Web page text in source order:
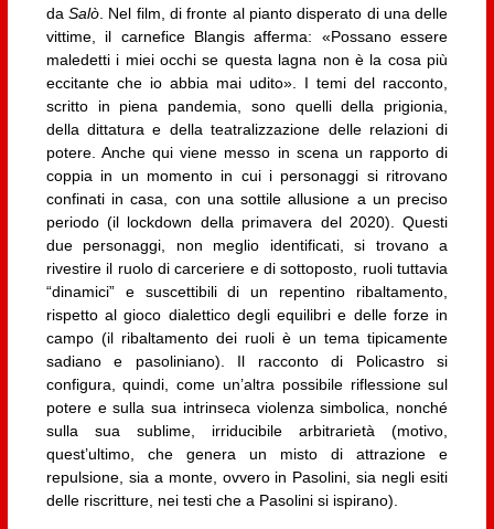
daSalò. Nel film, di fronte al pianto disperato di una delle
vittime, il carnefice Blangis afferma: «Possano essere
maledetti i miei occhi se questa lagna non è la cosa più
eccitante che io abbia mai udito». I temi del racconto,
scritto in piena pandemia, sono quelli della prigionia,
della dittatura e della teatralizzazione delle relazioni di
potere. Anche qui viene messo in scena un rapporto di
coppia in un momento in cui i personaggi si ritrovano
confinati in casa, con una sottile allusione a un preciso
periodo (il lockdown della primavera del 2020). Questi
due personaggi, non meglio identificati, si trovano a
rivestire il ruolo di carceriere e di sottoposto, ruoli tuttavia
“dinamici” e suscettibili di un repentino ribaltamento,
rispetto al gioco dialettico degli equilibri e delle forze in
campo (il ribaltamento dei ruoli è un tema tipicamente
sadiano e pasoliniano). Il racconto di Policastro si
configura, quindi, come un’altra possibile riflessione sul
potere e sulla sua intrinseca violenza simbolica, nonché
sulla sua sublime, irriducibile arbitrarietà (motivo,
quest’ultimo, che genera un misto di attrazione e
repulsione, sia a monte, ovvero in Pasolini, sia negli esiti
delle riscritture, nei testi che a Pasolini si ispirano).